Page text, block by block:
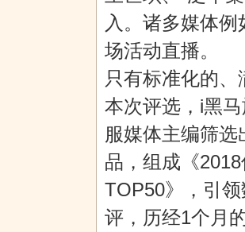
入。诸多媒体
场活动直播。
只有标准化的
本次评选，i黑
服媒体主编筛
品，组成《
TOP50》，引
评，历经1个月